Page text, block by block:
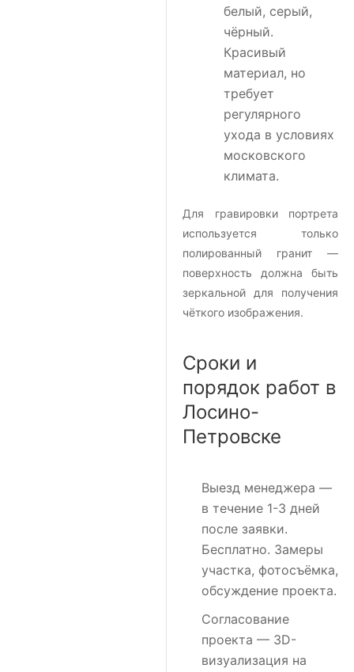
белый, серый,
чёрный.
Красивый
материал, но
требует
регулярного
ухода в условиях
московского
климата.
Для гравировки портрета
используется только
полированный гранит —
поверхность должна быть
зеркальной для получения
чёткого изображения.
Сроки и
порядок работ в
Лосино-
Петровске
Выезд менеджера —
в течение 1-3 дней
после заявки.
Бесплатно. Замеры
участка, фотосъёмка,
обсуждение проекта.
Согласование
проекта — 3D-
визуализация на